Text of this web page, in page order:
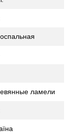
ламели